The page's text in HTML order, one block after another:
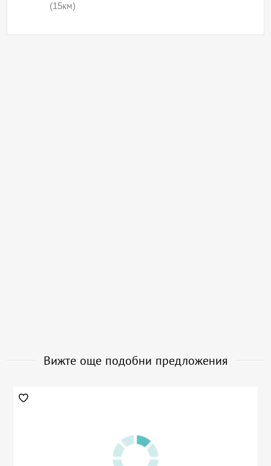
(15км)
Вижте още подобни предложения